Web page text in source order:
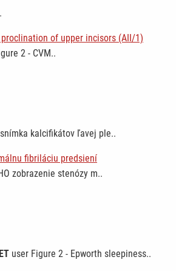
of upper incisors (AII/1)
2 - CVM..
kalcifikátov ľavej ple..
fibriláciu predsiení
zobrazenie stenózy m..
user Figure 2 - Epworth sleepiness..